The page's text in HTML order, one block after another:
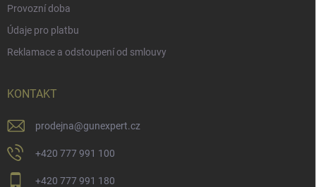
Provozní doba
Údaje pro platbu
Reklamace a odstoupení od smlouvy
KONTAKT
prodejna@gunexpert.cz
+420 777 991 100
+420 777 991 180